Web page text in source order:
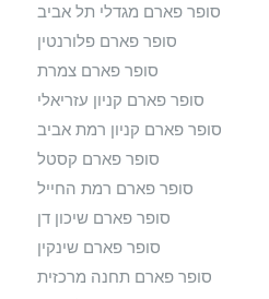
סופר פארם מגדלי תל אביב
סופר פארם פלורנטין
סופר פארם צמרת
סופר פארם קניון עזריאלי
סופר פארם קניון רמת אביב
סופר פארם קסטל
סופר פארם רמת החייל
סופר פארם שיכון דן
סופר פארם שינקין
סופר פארם תחנה מרכזית